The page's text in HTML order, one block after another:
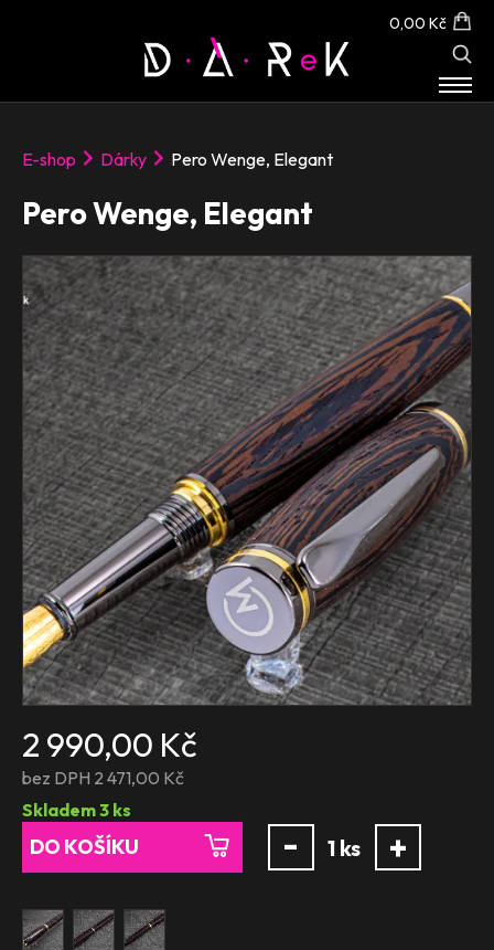
0,00 Kč
E-shop Dárky Pero Wenge, Elegant
Pero Wenge, Elegant
2 990,00 Kč
bez DPH 2 471,00 Kč
Skladem3 ks
DO KOŠÍKU - 1 ks +